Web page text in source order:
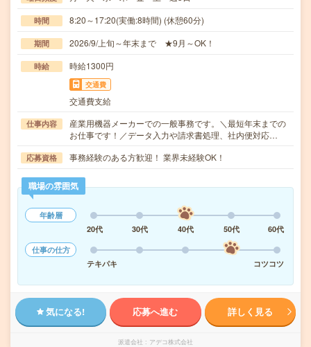
時間 8:20～17:20(実働:8時間) (休憩60分)
期間 2026/9/上旬～年末まで ★9月～OK！
時給 時給1300円
交通費
交通費支給
仕事内容
産業用機器メーカーでの一般事務です。＼最短年末までの
お仕事です！／データ入力や請求書処理、社内便対応…
応募資格 事務経験のある方歓迎！ 業界未経験OK！
職場の雰囲気
年齢層
20代
30代 40代 50代
60代
仕事の仕方
テキパキ
コツコツ
気になる! 応募へ進む 詳しく見る
派遣会社 アデコ株式会社